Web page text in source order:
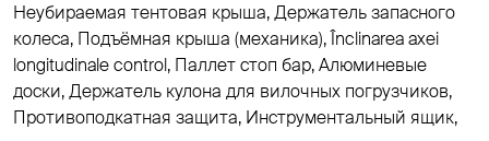
Неубираемая тентовая крыша, Держатель запасного
колеса, Подъёмная крыша (механика), Înclinarea axei
longitudinale control, Паллет стоп бар, Aлюминевые
доски, Держатель кулона для вилочных погрузчиков,
Противоподкатная защита, Инструментальный ящик,